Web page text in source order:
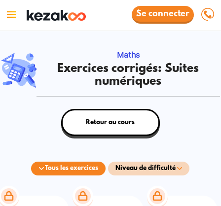
Se connecter
Maths
Exercices corrigés: Suites
numériques
Tous les exercices Niveau de difficulté
Retour au cours